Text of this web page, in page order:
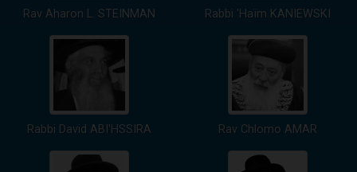
Rav Aharon L. STEINMAN Rabbi 'Haïm KANIEWSKI
Rabbi David ABI'HSSIRA Rav Chlomo AMAR